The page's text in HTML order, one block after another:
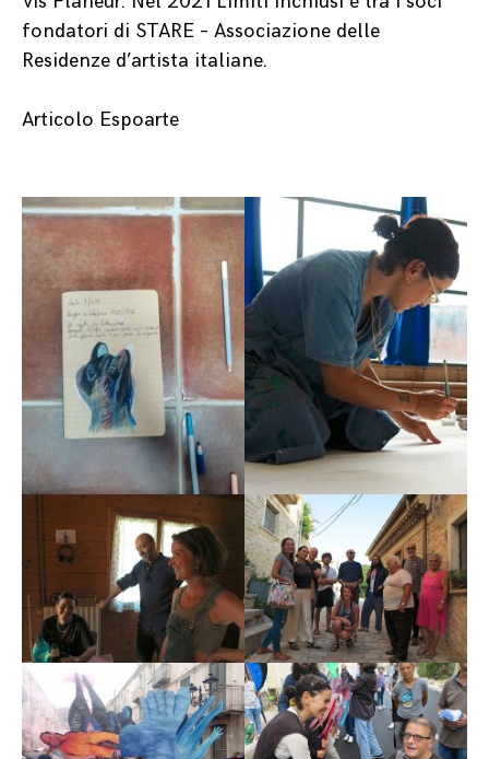
fondatori di STARE – Associazione delle
Residenze d’artista italiane.
Articolo Espoarte